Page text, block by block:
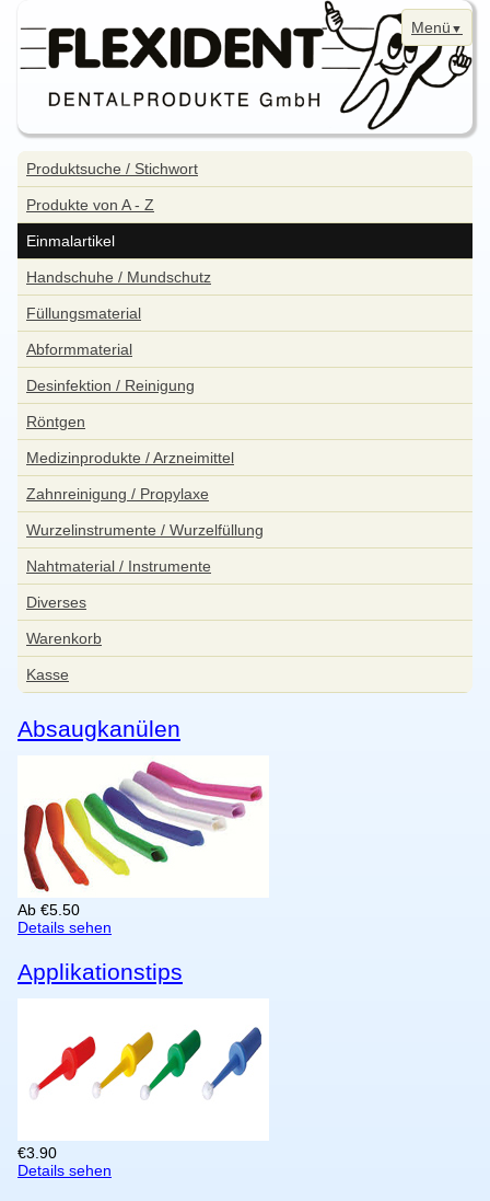
Menü
Navigation
überspringen
News
Bestellung
Kontakt
Aktuelle Angebote
WebShop
Impressum
Datenschutzerklärung
Sitemap
Navigation
überspringen
Produktsuche / Stichwort
Produkte von A - Z
Einmalartikel
Handschuhe / Mundschutz
Füllungsmaterial
Abformmaterial
Desinfektion / Reinigung
Röntgen
Medizinprodukte / Arzneimittel
Zahnreinigung / Propylaxe
Wurzelinstrumente / Wurzelfüllung
Nahtmaterial / Instrumente
Diverses
Warenkorb
Kasse
Absaugkanülen
Ab €5.50
Details sehen
Applikationstips
€3.90
Details sehen